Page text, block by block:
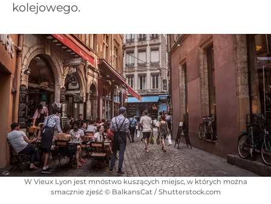
kolejowego.
W Vieux Lyon jest mnóstwo kuszących miejsc, w których można
smacznie zjeść © BalkansCat / Shutterstock.com